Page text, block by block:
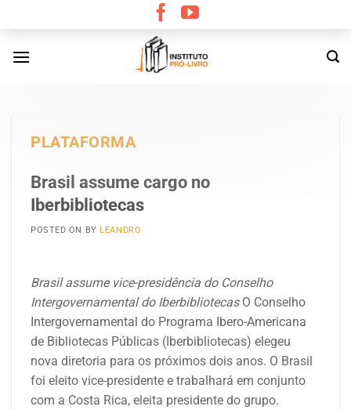
content
PLATAFORMA
Brasil assume cargo no
Iberbibliotecas
POSTED ON BY LEANDRO
Brasil assume vice-presidência do Conselho
Intergovernamental do IberbibliotecasO Conselho
Intergovernamental do Programa Ibero-Americana
de Bibliotecas Públicas (Iberbibliotecas) elegeu
nova diretoria para os próximos dois anos. O Brasil
foi eleito vice-presidente e trabalhará em conjunto
com a Costa Rica, eleita presidente do grupo.